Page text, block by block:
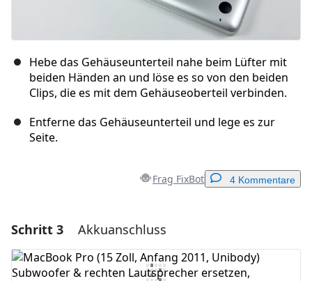
Hebe das Gehäuseunterteil nahe beim Lüfter mit
beiden Händen an und löse es so von den beiden
Clips, die es mit dem Gehäuseoberteil verbinden.
Entferne das Gehäuseunterteil und lege es zur
Seite.
Frag FixBot 4 Kommentare
Einen Kommentar hinzufügen
Kommentar hinzufügen
Schritt 3 Akkuanschluss